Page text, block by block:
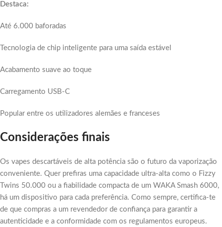
Destaca:
Até 6.000 baforadas
Tecnologia de chip inteligente para uma saída estável
Acabamento suave ao toque
Carregamento USB-C
Popular entre os utilizadores alemães e franceses
Considerações finais
Os vapes descartáveis de alta potência são o futuro da vaporização
conveniente. Quer prefiras uma capacidade ultra-alta como o Fizzy
Twins 50.000 ou a fiabilidade compacta de um WAKA Smash 6000,
há um dispositivo para cada preferência. Como sempre, certifica-te
de que compras a um revendedor de confiança para garantir a
autenticidade e a conformidade com os regulamentos europeus.